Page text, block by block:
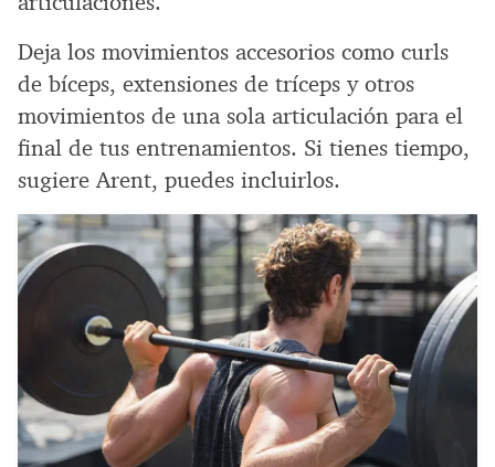
Deja los movimientos accesorios como curls
de bíceps, extensiones de tríceps y otros
movimientos de una sola articulación para el
final de tus entrenamientos. Si tienes tiempo,
sugiere Arent, puedes incluirlos.